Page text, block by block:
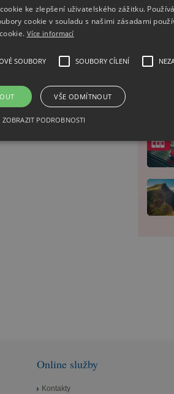
protestu. Od 7 hodin do 19
drahách, což například
ohrožen, určitě vás budou
Online služby
Kontakty
ke zlepšení uživatelského zážitku.
cookie v souladu s našimi zásadami
cookie. Více informací
SOUBORY SOUBORY CÍLENÍ
VŠE ODMÍTNOUT
ZOBRAZIT PODROBNOSTI